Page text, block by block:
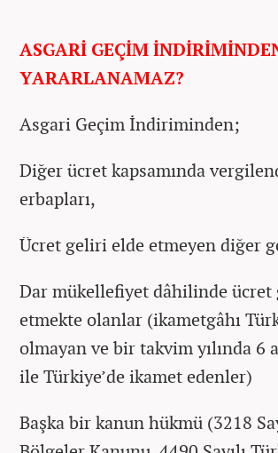
ASGARİ GEÇİM
YARARLANAMAZ?
Asgari Geçim İndiriminden;
Diğer ücret kapsamında
erbapları,
Ücret geliri elde etmeyen diğer
Dar mükellefiyet dâhilinde ücret
etmekte olanlar (ikametgâhı
olmayan ve bir takvim yılında 6
ile Türkiye’de ikamet edenler)
Başka bir kanun hükmü (3218